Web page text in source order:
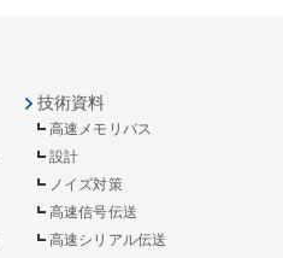
技術資料
高速メモリバス
設計
ノイズ対策
高速信号伝送
高速シリアル伝送